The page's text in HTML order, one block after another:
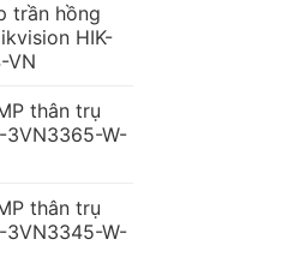
trần hồng
HIK-
VN
thân trụ
3VN3365-W-
thân trụ
3VN3345-W-